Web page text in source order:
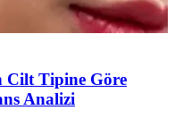
Cilt Tipine Göre
Analizi